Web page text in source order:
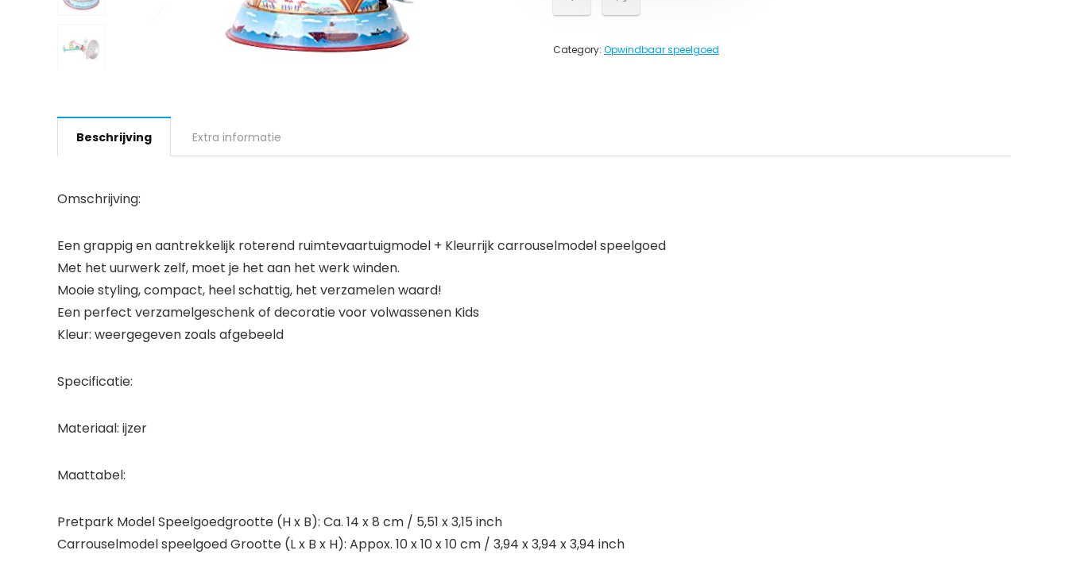
Category: Opwindbaar speelgoed
Beschrijving Extra informatie
Omschrijving:
Een grappig en aantrekkelijk roterend ruimtevaartuigmodel + Kleurrijk carrouselmodel speelgoed
Met het uurwerk zelf, moet je het aan het werk winden.
Mooie styling, compact, heel schattig, het verzamelen waard!
Een perfect verzamelgeschenk of decoratie voor volwassenen Kids
Kleur: weergegeven zoals afgebeeld
Specificatie:
Materiaal: ijzer
Maattabel:
Pretpark Model Speelgoedgrootte (H x B): Ca. 14 x 8 cm / 5,51 x 3,15 inch
Carrouselmodel speelgoed Grootte (L x B x H): Appox. 10 x 10 x 10 cm / 3,94 x 3,94 x 3,94 inch